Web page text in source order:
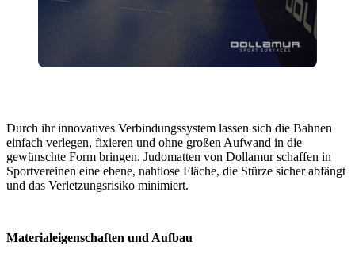
Durch ihr innovatives Verbindungssystem lassen sich die Bahnen
einfach verlegen, fixieren und ohne großen Aufwand in die
gewünschte Form bringen. Judomatten von Dollamur schaffen in
Sportvereinen eine ebene, nahtlose Fläche, die Stürze sicher abfängt
und das Verletzungsrisiko minimiert.
Materialeigenschaften und Aufbau